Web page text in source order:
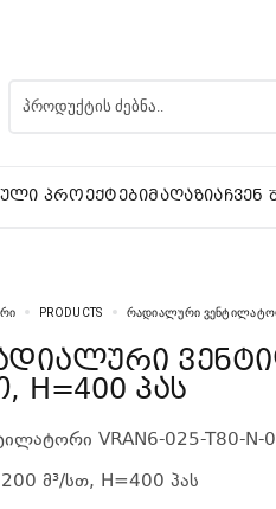
ᲞᲠᲝᲔᲥᲢᲔᲑᲘᲛᲐᲦᲐᲖᲘᲐᲩᲕᲔᲜ
PRODUCTS ᲠᲐᲓᲘᲐᲚᲣᲠᲘ
H=400 პას
VRAN6-025-T80-N-
მ³/სთ, H=400 პას